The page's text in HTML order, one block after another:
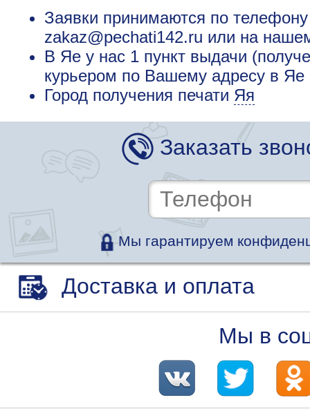
Заявки принимаются по
zakaz@pechati142.ru или на
В Яе у нас 1 пункт выдачи
курьером по Вашему адресу в Яе
Город получения печати Яя
Заказать
Мы гарантируем
Доставка и оплата
Мы в